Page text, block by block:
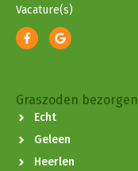
Vacature(s)
Graszoden bezorgen
Echt
Geleen
Heerlen